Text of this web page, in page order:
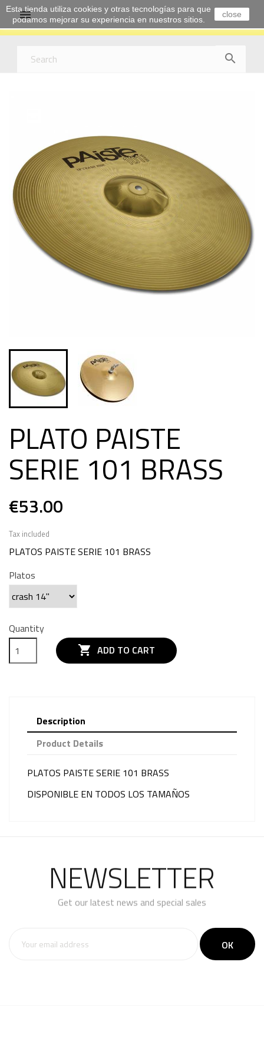


PLATO PAISTE
SERIE 101 BRASS
€53.00
Tax included
PLATOS PAISTE SERIE 101 BRASS
Platos
Quantity
 ADD TO CART
Description
Product Details
PLATOS PAISTE SERIE 101 BRASS
DISPONIBLE EN TODOS LOS TAMAÑOS
NEWSLETTER
Get our latest news and special sales
Esta tienda utiliza cookies y otras tecnologías para que
podamos mejorar su experiencia en nuestros sitios.
close